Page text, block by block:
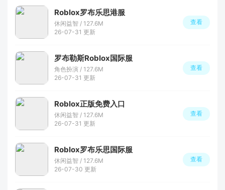
Roblox罗布乐思港服
休闲益智 / 127.6M
26-07-31 更新
查看
罗布勒斯Roblox国际服
角色扮演 / 127.6M
26-07-31 更新
查看
Roblox正版免费入口
休闲益智 / 127.6M
26-07-31 更新
查看
Roblox罗布乐思国际服
休闲益智 / 127.6M
26-07-30 更新
查看